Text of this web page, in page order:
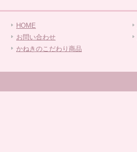
HOME
お問い合わせ
かねきのこだわり商品